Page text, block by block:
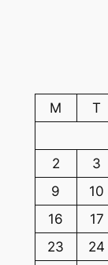
M
T
2
3
9
10
16
17
23
24